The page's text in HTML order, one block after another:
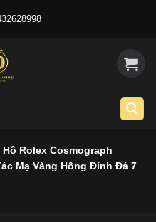
Rolex Cosmograph
Mạ Vàng Hồng Đính Đá 7